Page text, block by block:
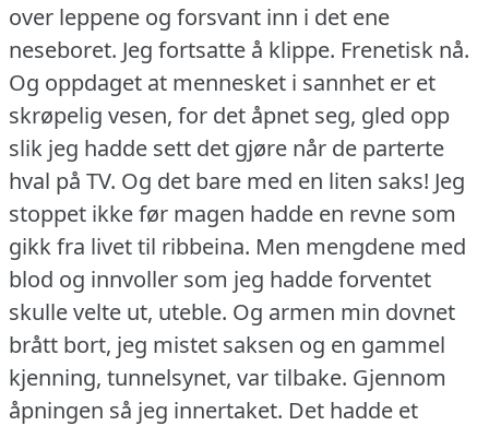
over leppene og forsvant inn i det ene
neseboret. Jeg fortsatte å klippe. Frenetisk nå.
Og oppdaget at mennesket i sannhet er et
skrøpelig vesen, for det åpnet seg, gled opp
slik jeg hadde sett det gjøre når de parterte
hval på TV. Og det bare med en liten saks! Jeg
stoppet ikke før magen hadde en revne som
gikk fra livet til ribbeina. Men mengdene med
blod og innvoller som jeg hadde forventet
skulle velte ut, uteble. Og armen min dovnet
brått bort, jeg mistet saksen og en gammel
kjenning, tunnelsynet, var tilbake. Gjennom
åpningen så jeg innertaket. Det hadde et